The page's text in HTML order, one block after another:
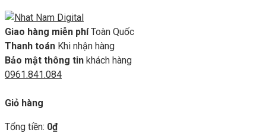
Giao hàng miễn phí Toàn Quốc
Thanh toán Khi nhận hàng
Bảo mật thông tin khách hàng
0961.841.084
Giỏ hàng
Tổng tiền: 0₫